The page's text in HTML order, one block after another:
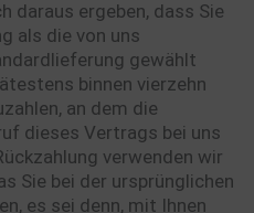
daraus ergeben, dass Sie
als die von uns
gewählt
binnen vierzehn
an dem die
dieses Vertrags bei uns
verwenden wir
Sie bei der ursprünglichen
es sei denn, mit Ihnen